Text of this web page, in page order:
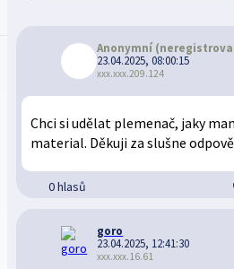
Anonymní
23.04.2025, 08:00:15
xxx.xxx.209.124
Chci si udělat plemenač, jaky
material. Děkuji za slušne
0 hlasů
goro
23.04.2025, 12:41:30
xxx.xxx.16.61